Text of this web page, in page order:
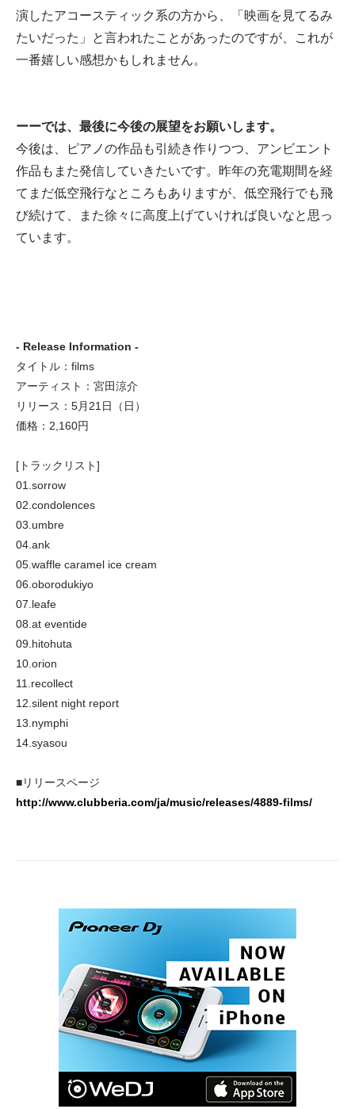
演したアコースティック系の方から、「映画を見てるみ
たいだった」と言われたことがあったのですが、これが
一番嬉しい感想かもしれません。
ーーでは、最後に今後の展望をお願いします。
今後は、ピアノの作品も引続き作りつつ、アンビエント
作品もまた発信していきたいです。昨年の充電期間を経
てまだ低空飛行なところもありますが、低空飛行でも飛
び続けて、また徐々に高度上げていければ良いなと思っ
ています。
- Release Information -
タイトル：films
アーティスト：宮田涼介
リリース：5月21日（日）
価格：2,160円
[トラックリスト]
01.sorrow
02.condolences
03.umbre
04.ank
05.waffle caramel ice cream
06.oborodukiyo
07.leafe
08.at eventide
09.hitohuta
10.orion
11.recollect
12.silent night report
13.nymphi
14.syasou
■リリースページ
http://www.clubberia.com/ja/music/releases/4889-films/